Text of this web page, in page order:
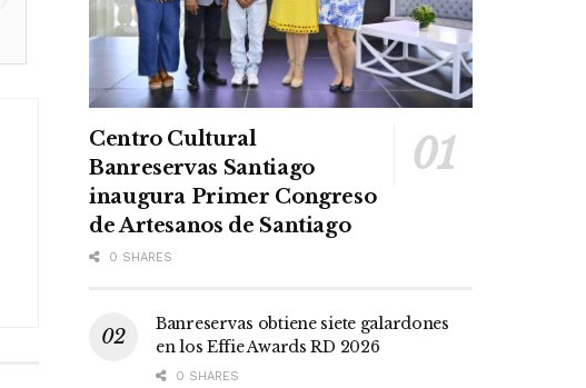
Centro Cultural
Banreservas Santiago
inaugura Primer Congreso
de Artesanos de Santiago
0 SHARES
Banreservas obtiene siete galardones
en los Effie Awards RD 2026
0 SHARES